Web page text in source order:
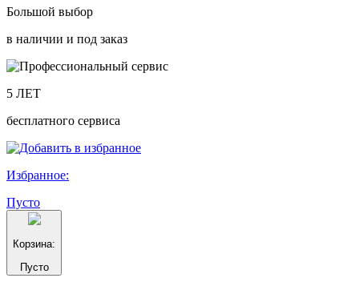
Большой выбор
в наличии и под заказ
5 ЛЕТ
бесплатного сервиса
Избранное:
Пусто
Корзина:
Пусто